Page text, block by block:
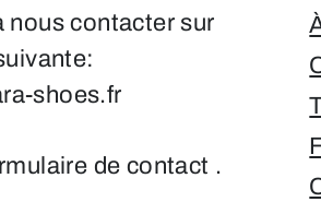
nous contacter sur
shoes.fr
de contact .